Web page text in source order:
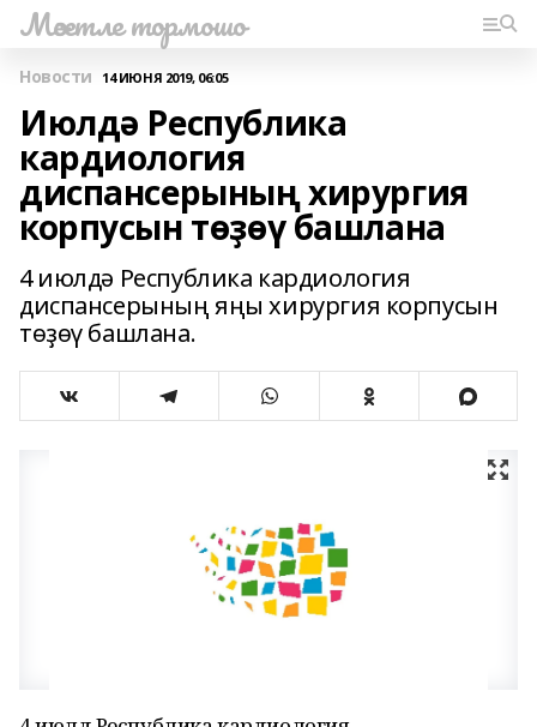
Мәсетле тормошо
Новости 14 ИЮНЯ 2019, 06:05
Июлдә Республика
кардиология
диспансерының хирургия
корпусын төҙөү башлана
4 июлдә Республика кардиология
диспансерының яңы хирургия корпусын
төҙөү башлана.